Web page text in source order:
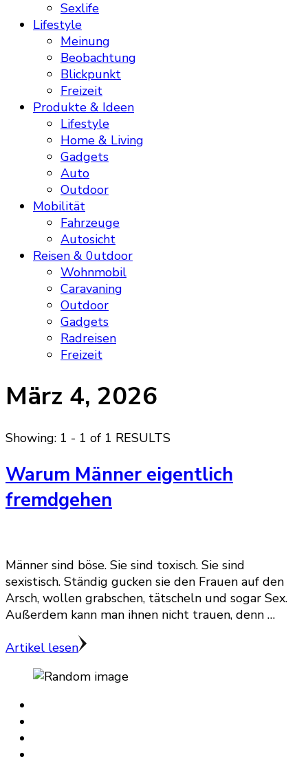
Sexlife
Lifestyle
Meinung
Beobachtung
Blickpunkt
Freizeit
Produkte & Ideen
Lifestyle
Home & Living
Gadgets
Auto
Outdoor
Mobilität
Fahrzeuge
Autosicht
Reisen & 0utdoor
Wohnmobil
Caravaning
Outdoor
Gadgets
Radreisen
Freizeit
März 4, 2026
Showing: 1 - 1 of 1 RESULTS
Warum Männer eigentlich
fremdgehen
Männer sind böse. Sie sind toxisch. Sie sind
sexistisch. Ständig gucken sie den Frauen auf den
Arsch, wollen grabschen, tätscheln und sogar Sex.
Außerdem kann man ihnen nicht trauen, denn …
Artikel lesen